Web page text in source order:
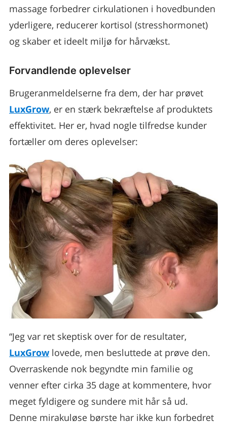
massage forbedrer cirkulationen i hovedbunden
yderligere, reducerer kortisol (stresshormonet)
og skaber et ideelt miljø for hårvækst.
Forvandlende oplevelser
Brugeranmeldelserne fra dem, der har prøvet
LuxGrow, er en stærk bekræftelse af produktets
effektivitet. Her er, hvad nogle tilfredse kunder
fortæller om deres oplevelser:
“Jeg var ret skeptisk over for de resultater,
LuxGrowlovede, men besluttede at prøve den.
Overraskende nok begyndte min familie og
venner efter cirka 35 dage at kommentere, hvor
meget fyldigere og sundere mit hår så ud.
Denne mirakuløse børste har ikke kun forbedret